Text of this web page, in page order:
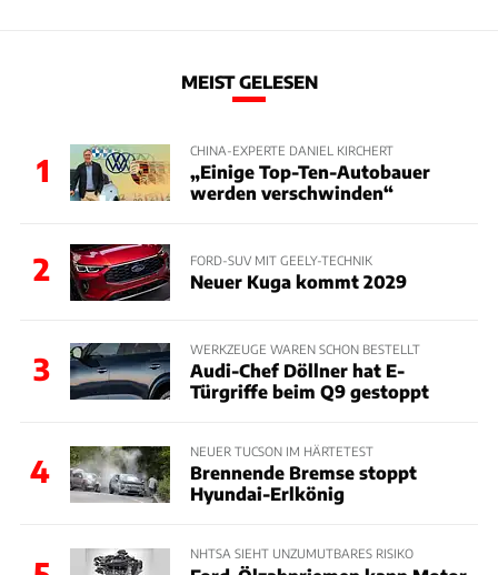
MEIST GELESEN
1
CHINA-EXPERTE DANIEL KIRCHERT
„Einige Top-Ten-Autobauer
werden verschwinden“
2 FORD-SUV MIT GEELY-TECHNIK
Neuer Kuga kommt 2029
3
WERKZEUGE WAREN SCHON BESTELLT
Audi-Chef Döllner hat E-
Türgriffe beim Q9 gestoppt
4
NEUER TUCSON IM HÄRTETEST
Brennende Bremse stoppt
Hyundai-Erlkönig
NHTSA SIEHT UNZUMUTBARES RISIKO